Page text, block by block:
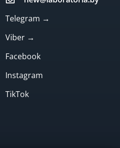
Telegram →
Viber →
Facebook
Instagram
TikTok